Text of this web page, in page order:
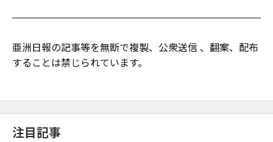
亜洲日報の記事等を無断で複製、公衆送信 、翻案、配布
することは禁じられています。
注目記事